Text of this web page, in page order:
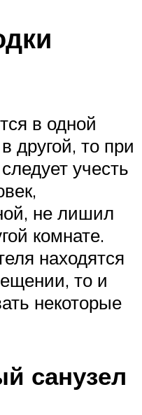
в одной
другой, то при
учесть
не лишил
комнате.
находятся
то и
некоторые
санузел